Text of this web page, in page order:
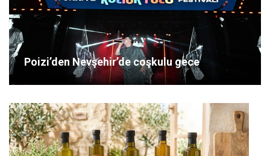
Poizi’den Nevşehir’de coşkulu gece